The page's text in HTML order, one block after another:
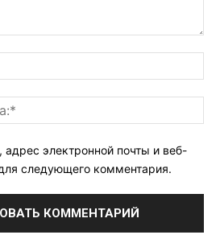
электронной почты и веб-
следующего комментария.